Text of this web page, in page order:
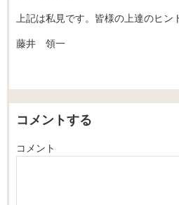
上記は私見です。皆様の上達のヒン
藤井 領一
コメントする
コメント